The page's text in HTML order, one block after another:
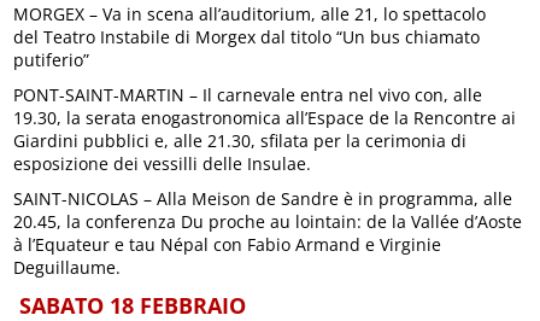
MORGEX – Va in scena all’auditorium, alle 21, lo spettacolo
del Teatro Instabile di Morgex dal titolo “Un bus chiamato
putiferio”
PONT-SAINT-MARTIN – Il carnevale entra nel vivo con, alle
19.30, la serata enogastronomica all’Espace de la Rencontre ai
Giardini pubblici e, alle 21.30, sfilata per la cerimonia di
esposizione dei vessilli delle Insulae.
SAINT-NICOLAS – Alla Meison de Sandre è in programma, alle
20.45, la conferenza Du proche au lointain: de la Vallée d’Aoste
à l’Equateur e tau Népal con Fabio Armand e Virginie
Deguillaume.
SABATO 18 FEBBRAIO